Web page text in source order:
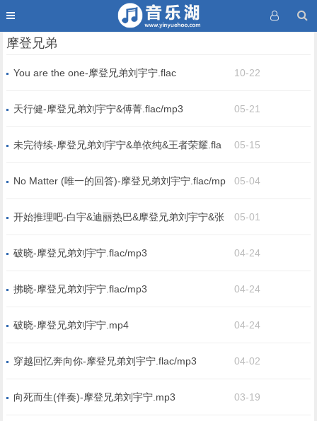
摩登兄弟
You are the one-摩登兄弟刘宇宁.flac 10-22
天行健-摩登兄弟刘宇宁&傅菁.flac/mp3 05-21
未完待续-摩登兄弟刘宇宁&单依纯&王者荣耀.fla
05-15
No Matter (唯一的回答)-摩登兄弟刘宇宁.flac/mp
05-04
开始推理吧-白宇&迪丽热巴&摩登兄弟刘宇宁&张
05-01
破晓-摩登兄弟刘宇宁.flac/mp3 04-24
拂晓-摩登兄弟刘宇宁.flac/mp3 04-24
破晓-摩登兄弟刘宇宁.mp4 04-24
穿越回忆奔向你-摩登兄弟刘宇宁.flac/mp3 04-02
向死而生(伴奏)-摩登兄弟刘宇宁.mp3 03-19